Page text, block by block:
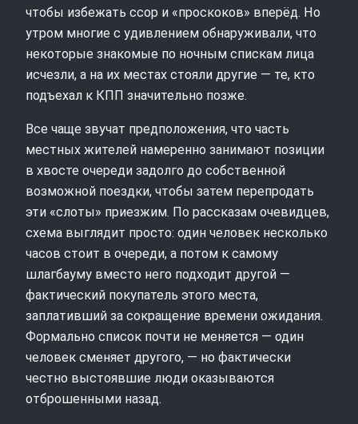
чтобы избежать ссор и «проскоков» вперёд. Но
утром многие с удивлением обнаруживали, что
некоторые знакомые по ночным спискам лица
исчезли, а на их местах стояли другие — те, кто
подъехал к КПП значительно позже.
Все чаще звучат предположения, что часть
местных жителей намеренно занимают позиции
в хвосте очереди задолго до собственной
возможной поездки, чтобы затем перепродать
эти «слоты» приезжим. По рассказам очевидцев,
схема выглядит просто: один человек несколько
часов стоит в очереди, а потом к самому
шлагбауму вместо него подходит другой —
фактический покупатель этого места,
заплативший за сокращение времени ожидания.
Формально список почти не меняется — один
человек сменяет другого, — но фактически
честно выстоявшие люди оказываются
отброшенными назад.